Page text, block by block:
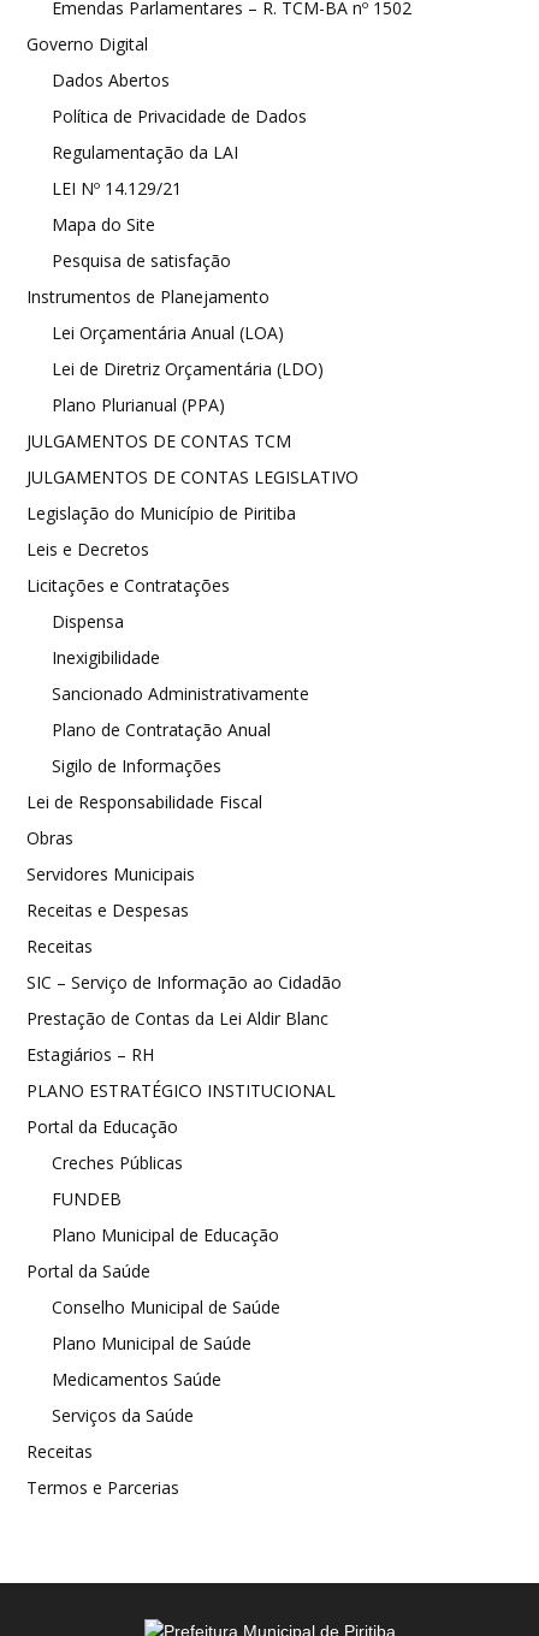
Emendas Parlamentares – R. TCM-BA nº 1502
Governo Digital
Dados Abertos
Política de Privacidade de Dados
Regulamentação da LAI
LEI Nº 14.129/21
Mapa do Site
Pesquisa de satisfação
Instrumentos de Planejamento
Lei Orçamentária Anual (LOA)
Lei de Diretriz Orçamentária (LDO)
Plano Plurianual (PPA)
JULGAMENTOS DE CONTAS TCM
JULGAMENTOS DE CONTAS LEGISLATIVO
Legislação do Município de Piritiba
Leis e Decretos
Licitações e Contratações
Dispensa
Inexigibilidade
Sancionado Administrativamente
Plano de Contratação Anual
Sigilo de Informações
Lei de Responsabilidade Fiscal
Obras
Servidores Municipais
Receitas e Despesas
Receitas
SIC – Serviço de Informação ao Cidadão
Prestação de Contas da Lei Aldir Blanc
Estagiários – RH
PLANO ESTRATÉGICO INSTITUCIONAL
Portal da Educação
Creches Públicas
FUNDEB
Plano Municipal de Educação
Portal da Saúde
Conselho Municipal de Saúde
Plano Municipal de Saúde
Medicamentos Saúde
Serviços da Saúde
Receitas
Termos e Parcerias